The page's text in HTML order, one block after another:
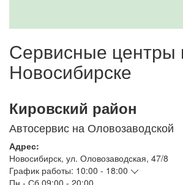
Сервисные центры
Новосибирске
Кировский район
Автосервис на Оловозаводской
Адрес:
Новосибирск, ул. Оловозаводская, 47/8
График работы: 10:00 - 18:00